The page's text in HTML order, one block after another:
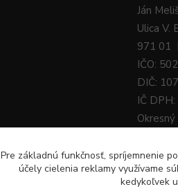
Ján
Ulica V.
971 01
IČO:
DIČ:
IČ
Pre základnú funkčnosť, spríjemnenie
účely cielenia reklamy využívame
kedykoľvek